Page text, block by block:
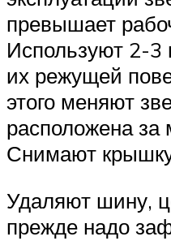
превышает
Используют 2-3
их режущей
этого меняют
расположена
Снимают
Удаляют шину,
прежде надо